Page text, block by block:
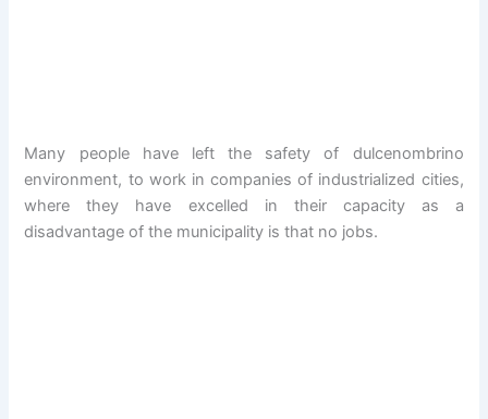
Many people have left the safety of
dulcenombrino
environment, to work in companies of industrialized cities,
where they have excelled in their capacity as
a
disadvantage of the municipality is that no jobs.